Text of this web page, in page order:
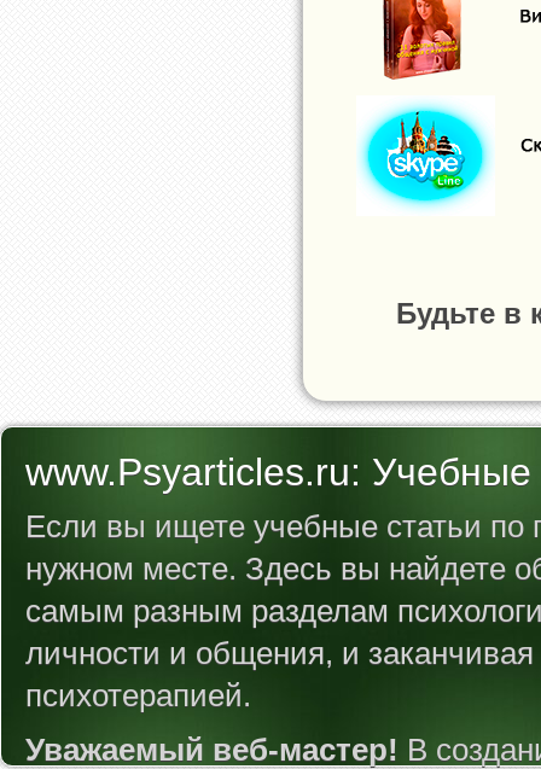
Будьте в
www.Psyarticles.ru: Учебные
Если вы ищете учебные статьи по
нужном месте. Здесь вы найдете
самым разным разделам
личности и общения, и
психотерапией.
Уважаемый веб-мастер! В